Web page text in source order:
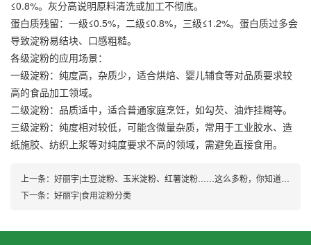
≤0.8%。灰分高说明原料清洗或加工不彻底。
蛋白质残留：一级≤0.5%，二级≤0.8%，三级≤1.2%。蛋白质过多会
导致淀粉易结块、口感粗糙。
各级淀粉的应用场景：
一级淀粉：纯度高，杂质少，适合烘焙、婴儿辅食等对品质要求较
高的食品加工领域。
二级淀粉：品质适中，适合普通家庭烹饪，如勾芡、油炸挂糊等。
三级淀粉：纯度相对较低，可能含微量杂质，常用于工业胶水、造
纸施胶、纺织上浆等对纯度要求不高的领域，需避免直接食用。
上一条： 好丽宇|土豆淀粉、玉米淀粉、红薯淀粉……这么多粉，你知道都咋用吗？
下一条： 好丽宇|食用淀粉分类